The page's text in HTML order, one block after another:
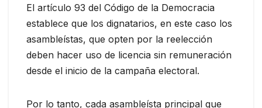
El artículo 93 del Código de la Democracia
establece que los dignatarios, en este caso los
asambleístas, que opten por la reelección
deben hacer uso de licencia sin remuneración
desde el inicio de la campaña electoral.
Por lo tanto, cada asambleísta principal que